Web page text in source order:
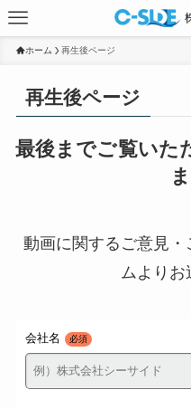
ホーム 再生後ページ
再生後ページ
最後までご覧いた
動画に関するご意見
ムよりお
会社名 必須